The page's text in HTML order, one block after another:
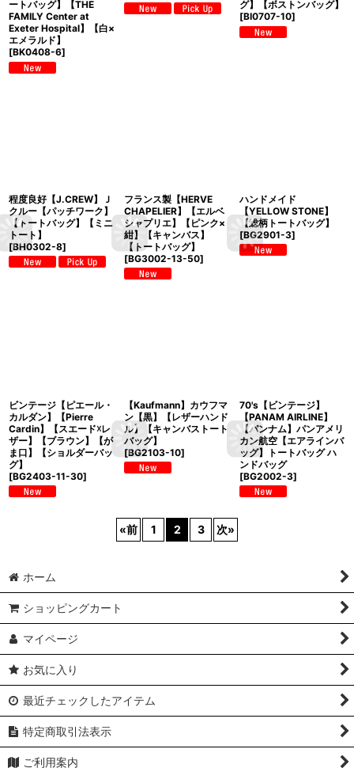
ートバッグ】【THE
FAMILY Center at
Exeter Hospital】【白×
エメラルド】
[BK0408-6]
グ】【ボストンバッグ】
[BI0707-10]
程度良好【J.CREW】Ｊ
クルー【パッチワーク】
【トートバッグ】【ミニ
トート】
[BH0302-8]
フランス製【HERVE
CHAPELIER】【エルベ
シャプリエ】【ピンク×
紺】【キャンバス】
【トートバッグ】
[BG3002-13-50]
ハンドメイド
【YELLOW STONE】
【総柄トートバッグ】
[BG2901-3]
ビンテージ【ピエール・
カルダン】【Pierre
Cardin】【スエード☓レ
ザー】【ブラウン】【が
ま口】【ショルダーバッ
グ】
[BG2403-11-30]
【Kaufmann】カウフマ
ン【黒】【レザーハンド
ル】【キャンバストート
バッグ】
[BG2103-10]
70's【ビンテージ】
【PANAM AIRLINE】
【パンナム】パンアメリ
カン航空【エアラインバ
ッグ】トートバッグ ハ
ンドバッグ
[BG2002-3]
«前 1 2 3 次»
ホーム
ショッピングカート
マイページ
お気に入り
最近チェックしたアイテム
特定商取引法表示
ご利用案内